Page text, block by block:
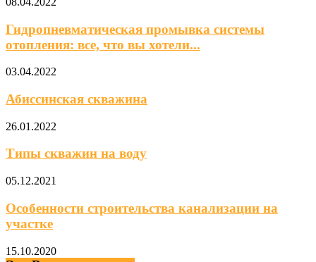
Гидропневматическая промывка системы
отопления: все, что вы хотели...
03.04.2022
Абиссинская скважина
26.01.2022
Типы скважин на воду
05.12.2021
Особенности строительства канализации на
участке
15.10.2020